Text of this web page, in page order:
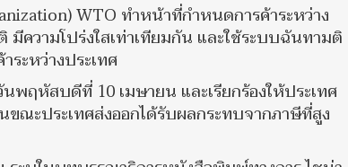
WTO ทำหน้าที่กำหนดการค้าระหว่าง
มีความโปร่งใสเท่าเทียมกัน และใช้ระบบฉันทามติ
ะหว่างประเทศ
ฤหัสบดีที่ 10 เมษายน และเรียกร้องให้ประเทศ
ณะประเทศส่งออกได้รับผลกระทบจากภาษีที่สูง